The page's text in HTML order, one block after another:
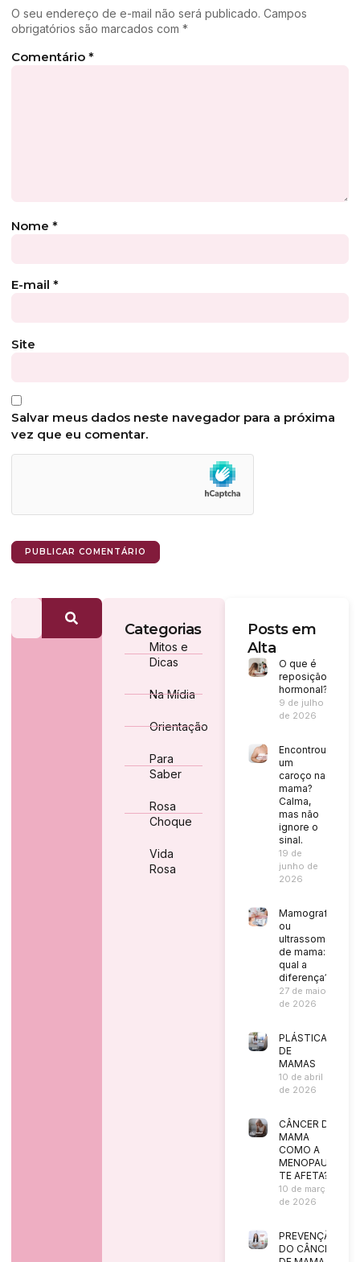
O seu endereço de e-mail não será publicado. Campos
obrigatórios são marcados com *
Comentário *
Nome *
E-mail *
Site
Salvar meus dados neste navegador para a próxima
vez que eu comentar.
Categorias
Mitos e
Dicas
Na Mídia
Orientação
Para
Saber
Rosa
Choque
Vida
Rosa
Posts em
Alta
O que é
reposição
hormonal?
9 de julho
de 2026
Encontrou
um
caroço na
mama?
Calma,
mas não
ignore o
sinal.
19 de
junho de
2026
Mamografia
ou
ultrassom
de mama:
qual a
diferença?
27 de maio
de 2026
PLÁSTICA
DE
MAMAS
10 de abril
de 2026
CÂNCER DE
MAMA
COMO A
MENOPAUSA
TE AFETA?
10 de março
de 2026
PREVENÇÃO
DO CÂNCER